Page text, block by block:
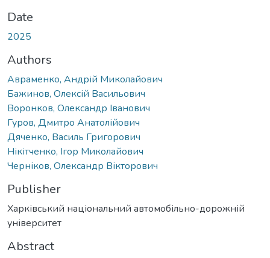
Date
2025
Authors
Авраменко, Андрій Миколайович
Бажинов, Олексій Васильович
Воронков, Олександр Іванович
Гуров, Дмитро Анатолійович
Дяченко, Василь Григорович
Нікітченко, Ігор Миколайович
Черніков, Олександр Вікторович
Publisher
Харківський національний автомобільно-дорожній
університет
Abstract